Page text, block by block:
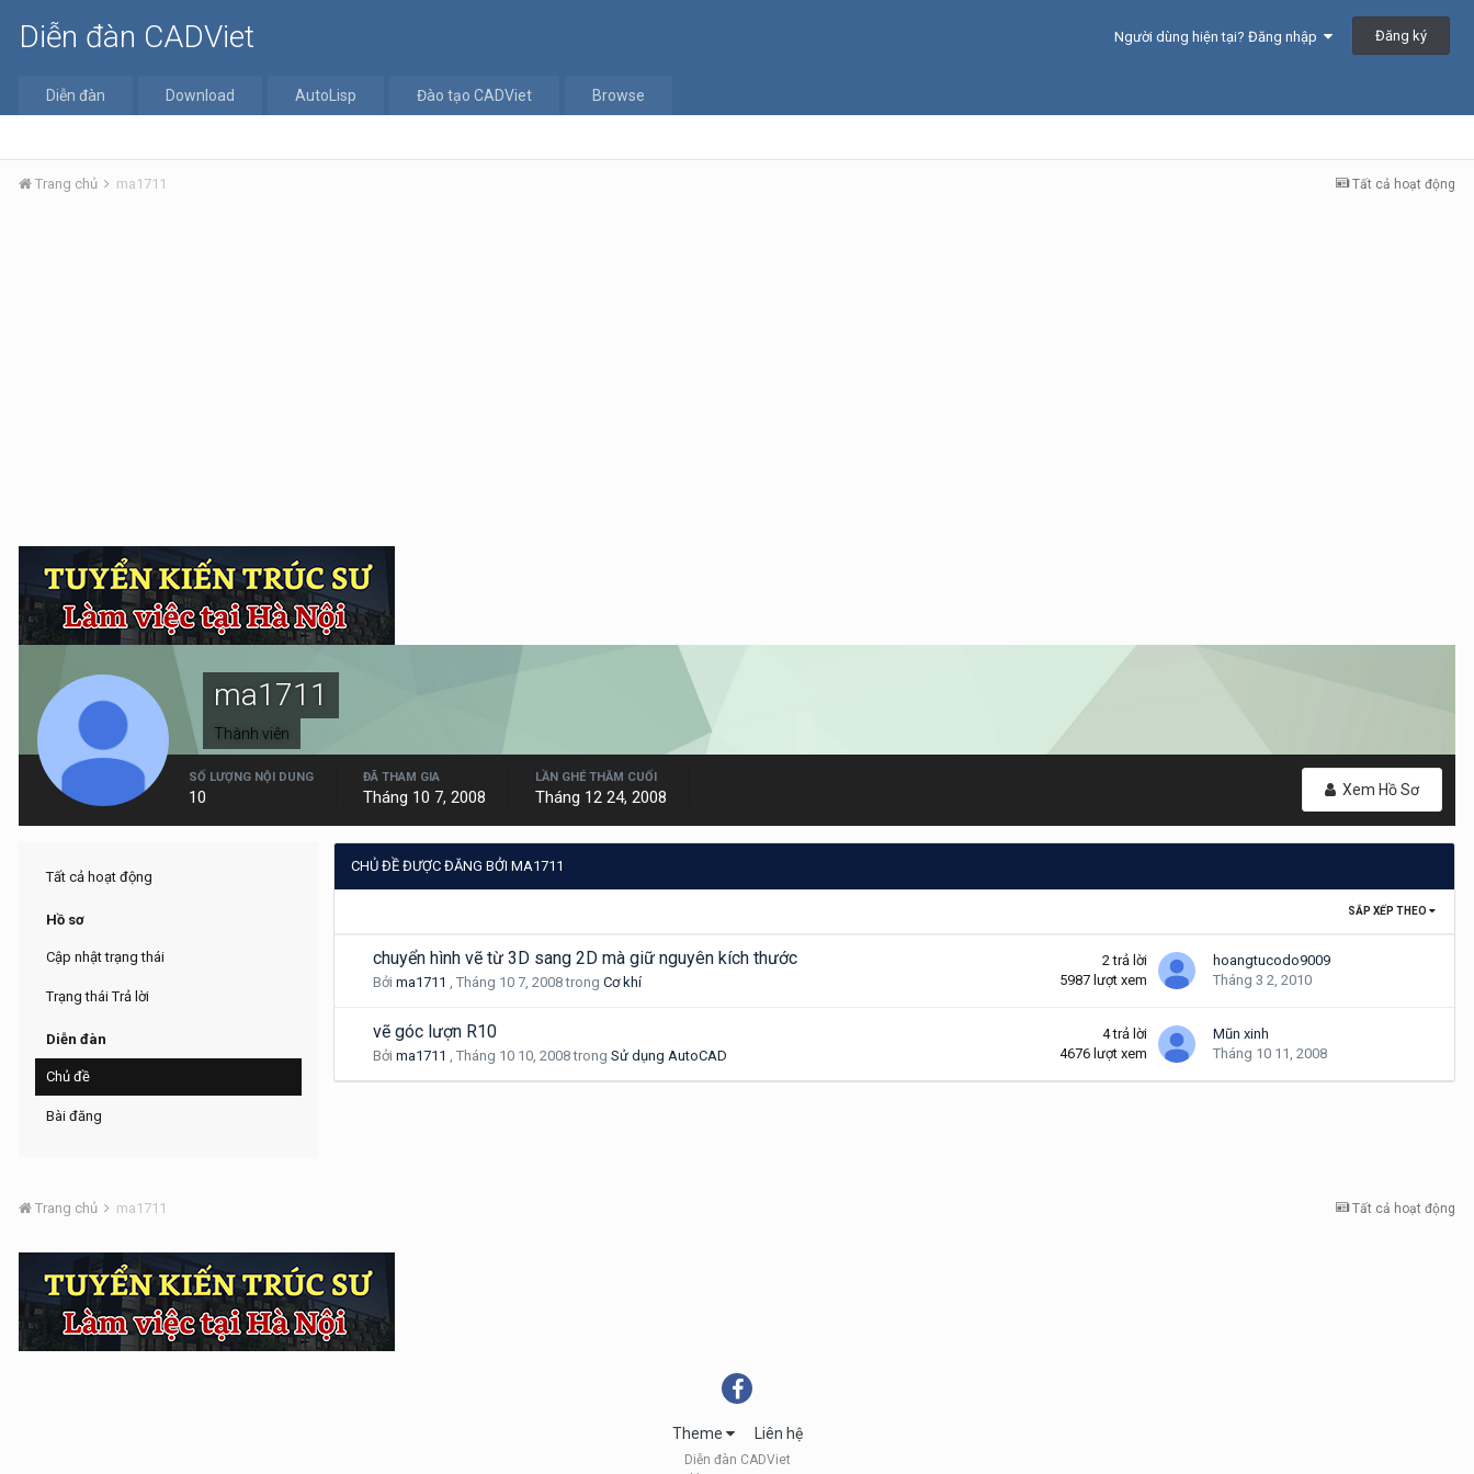
Diễn đàn CADViet Người dùng hiện tại? Đăng nhập Đăng ký
Diễn đàn Download AutoLisp Đào tạo CADViet Browse
Tất cả hoạt động
Trang chủ ma1711
ma1711
Thành viên
Xem Hồ Sơ
SỐ LƯỢNG NỘI DUNG
10
ĐÃ THAM GIA
Tháng 10 7, 2008
LẦN GHÉ THĂM CUỐI
Tháng 12 24, 2008
Tất cả hoạt động
Hồ sơ
Cập nhật trạng thái
Trạng thái Trả lời
Diễn đàn
Chủ đề
Bài đăng
CHỦ ĐỀ ĐƯỢC ĐĂNG BỞI MA1711
SẮP XẾP THEO
chuyển hình vẽ từ 3D sang 2D mà giữ nguyên kích thước
Bởi ma1711 , Tháng 10 7, 2008trong Cơ khí
2 trả lời
5987 lượt xem
hoangtucodo9009
Tháng 3 2, 2010
vẽ góc lượn R10
Bởi ma1711 , Tháng 10 10, 2008trong Sử dụng AutoCAD
4 trả lời
4676 lượt xem
Mũn xinh
Tháng 10 11, 2008
Tất cả hoạt động
Trang chủ ma1711
Theme Liên hệ
Diễn đàn CADViet